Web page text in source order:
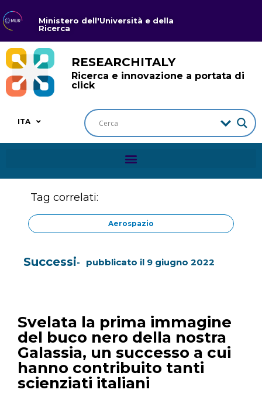
Ministero dell'Università e della
Ricerca
RESEARCHITALY
Ricerca e innovazione a portata di
click
ITA
Tag correlati:
Aerospazio
Successi pubblicato il 9 giugno 2022
Svelata la prima immagine
del buco nero della nostra
Galassia, un successo a cui
hanno contribuito tanti
scienziati italiani